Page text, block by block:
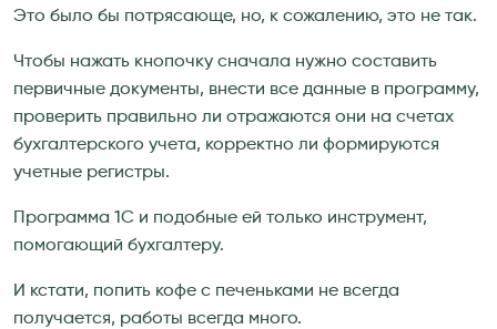
Это было бы потрясающе, но, к сожалению, это не так.
Чтобы нажать кнопочку сначала нужно составить
первичные документы, внести все данные в программу,
проверить правильно ли отражаются они на счетах
бухгалтерского учета, корректно ли формируются
учетные регистры.
Программа 1С и подобные ей только инструмент,
помогающий бухгалтеру.
И кстати, попить кофе с печеньками не всегда
получается, работы всегда много.